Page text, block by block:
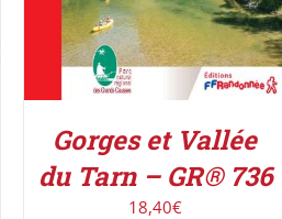
Gorges et Vallée
du Tarn – GR® 736
18,40€